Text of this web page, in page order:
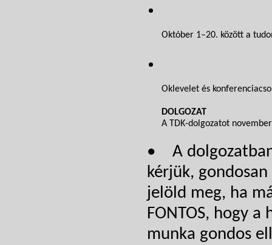
Október 1–20. között a
Oklevelet és
DOLGOZAT
A TDK-dolgozatot
• A
kérjük,
jelöld meg, ha
FONTOS, hogy
munka gondos